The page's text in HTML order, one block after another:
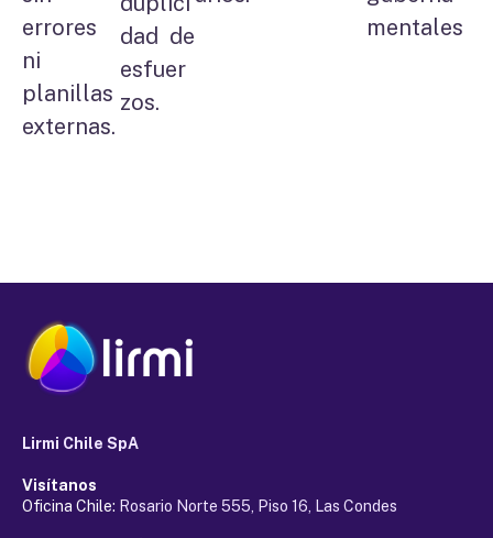
errores
ni
planillas
externas.
dad de
esfuer
zos.
mentales
Lirmi Chile SpA
Visítanos
Oficina Chile: Rosario Norte 555, Piso 16, Las Condes